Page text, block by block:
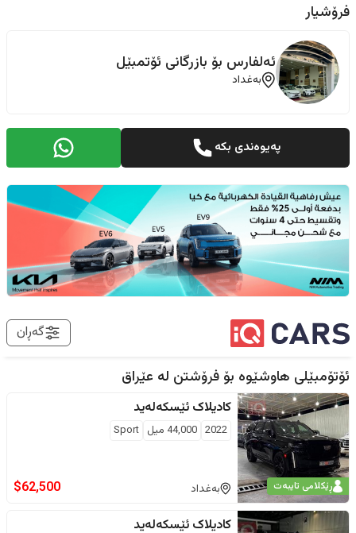
فرۆشیار
ئەلفارس بۆ بازرگانی ئۆتمبێل
بەغداد
پەیوەندی بکە
گەڕان
ئۆتۆمبێلی هاوشێوە بۆ فرۆشتن لە عێراق
ڕێکلامی تایبەت
کادیلاک ئێسکەلەید
2022
44,000 ميل Sport
بەغداد $62,500
کادیلاک ئێسکەلەید